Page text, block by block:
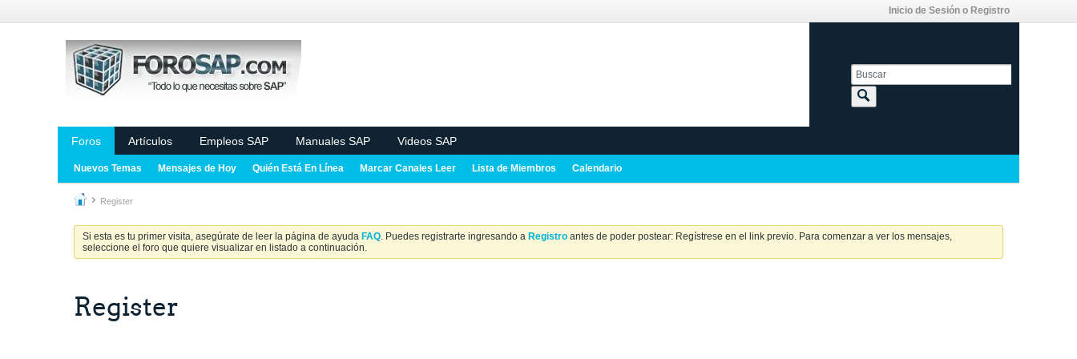
Inicio de Sesión o Registro
Foros Artículos Empleos SAP Manuales SAP Videos SAP
Nuevos Temas Mensajes de Hoy Quién Está En Línea Marcar Canales Leer Lista de Miembros Calendario
Register
Si esta es tu primer visita, asegúrate de leer la página de ayuda FAQ. Puedes registrarte ingresando a Registro antes de poder postear: Regístrese en el link previo. Para comenzar a ver los mensajes,
seleccione el foro que quiere visualizar en listado a continuación.
Register